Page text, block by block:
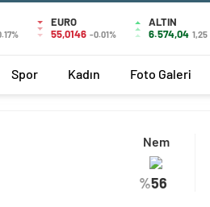
EURO
55,0146 -0.01%
ALTIN
6.574,04 1,25
Spor Kadın Foto Galeri
Nem
%56